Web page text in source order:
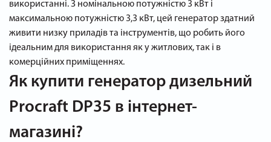
використанні. З номінальною потужністю 3 кВт і
максимальною потужністю 3,3 кВт, цей генератор здатний
живити низку приладів та інструментів, що робить його
ідеальним для використання як у житлових, так і в
комерційних приміщеннях.
Як купити генератор дизельний
Procraft DP35 в інтернет-
магазині?